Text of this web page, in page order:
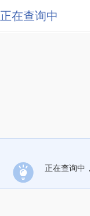
正在查询中
正在查询中